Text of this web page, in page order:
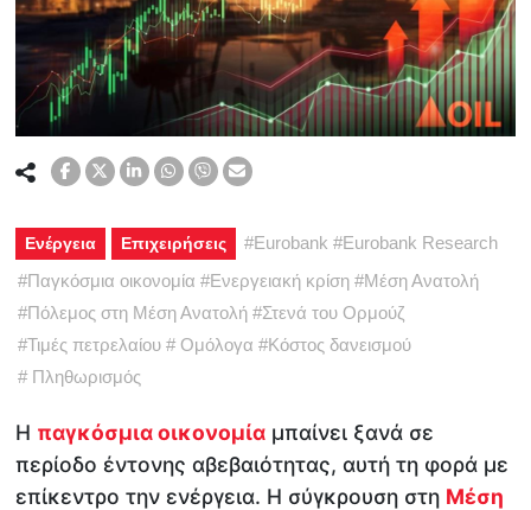
Ενέργεια Επιχειρήσεις #Eurobank #Eurobank Research
#Παγκόσμια οικονομία #Ενεργειακή κρίση #Μέση Ανατολή
#Πόλεμος στη Μέση Ανατολή #Στενά του Ορμούζ
#Τιμές πετρελαίου # Ομόλογα #Κόστος δανεισμού
# Πληθωρισμός
Η παγκόσμια οικονομία μπαίνει ξανά σε
περίοδο έντονης αβεβαιότητας, αυτή τη φορά με
επίκεντρο την ενέργεια. Η σύγκρουση στη Μέση